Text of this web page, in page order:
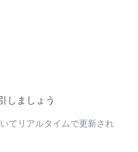
しましょう
てリアルタイムで更新され